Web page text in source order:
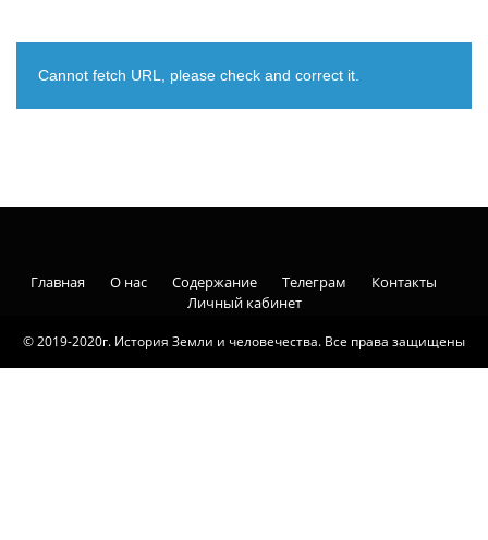
Cannot fetch URL, please check and correct it.
© 2019-2020г. История Земли и человечества. Все права защищены
Главная О нас Содержание Телеграм
Контакты
Личный кабинет